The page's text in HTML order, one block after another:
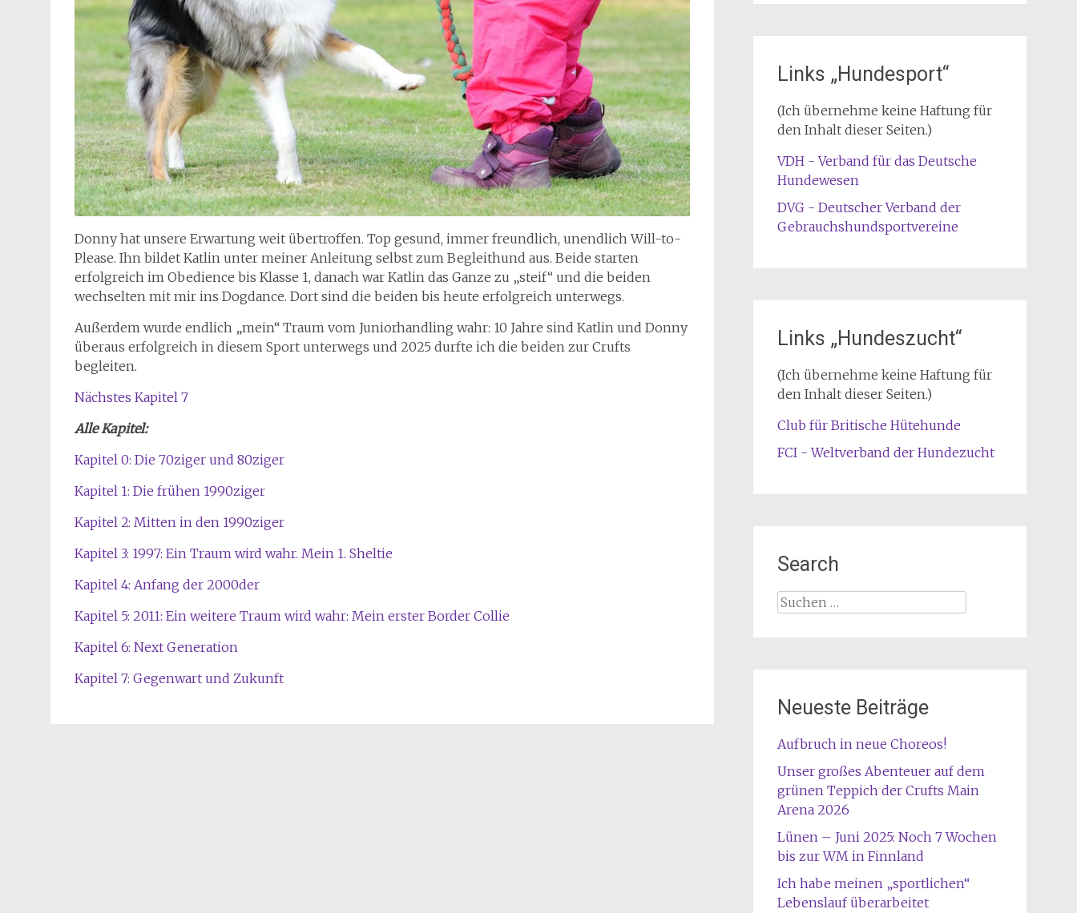
Donny hat unsere Erwartung weit übertroffen. Top gesund, immer freundlich, unendlich Will-to-
Please. Ihn bildet Katlin unter meiner Anleitung selbst zum Begleithund aus. Beide starten
erfolgreich im Obedience bis Klasse 1, danach war Katlin das Ganze zu „steif“ und die beiden
wechselten mit mir ins Dogdance. Dort sind die beiden bis heute erfolgreich unterwegs.
Außerdem wurde endlich „mein“ Traum vom Juniorhandling wahr: 10 Jahre sind Katlin und Donny
überaus erfolgreich in diesem Sport unterwegs und 2025 durfte ich die beiden zur Crufts
begleiten.
Nächstes Kapitel 7
Alle Kapitel:
Kapitel 0: Die 70ziger und 80ziger
Kapitel 1: Die frühen 1990ziger
Kapitel 2: Mitten in den 1990ziger
Kapitel 3: 1997: Ein Traum wird wahr. Mein 1. Sheltie
Kapitel 4: Anfang der 2000der
Kapitel 5: 2011: Ein weitere Traum wird wahr: Mein erster Border Collie
Kapitel 6: Next Generation
Kapitel 7: Gegenwart und Zukunft
Links „Hundesport“
(Ich übernehme keine Haftung für
den Inhalt dieser Seiten.)
VDH - Verband für das Deutsche
Hundewesen
DVG - Deutscher Verband der
Gebrauchshundsportvereine
Links „Hundeszucht“
(Ich übernehme keine Haftung für
den Inhalt dieser Seiten.)
Club für Britische Hütehunde
FCI - Weltverband der Hundezucht
Search
Suche
Neueste Beiträge
Aufbruch in neue Choreos!
Unser großes Abenteuer auf dem
grünen Teppich der Crufts Main
Arena 2026
Lünen – Juni 2025: Noch 7 Wochen
bis zur WM in Finnland
Ich habe meinen „sportlichen“
Lebenslauf überarbeitet